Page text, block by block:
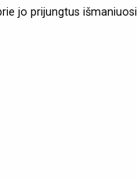
jo prijungtus